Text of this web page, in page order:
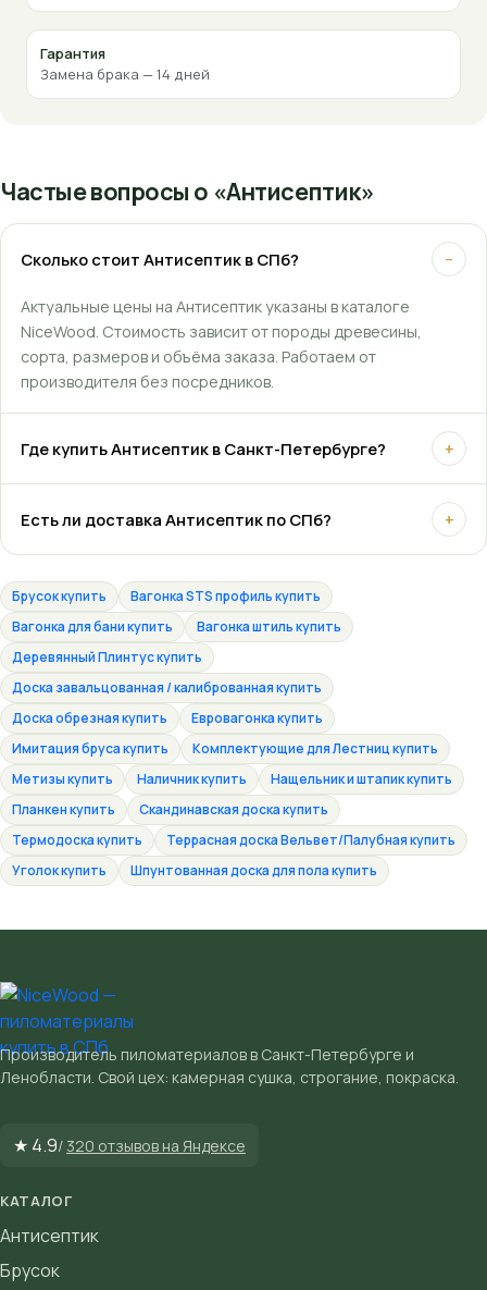
Гарантия
Замена брака — 14 дней
Частые вопросы о «Антисептик»
Сколько стоит Антисептик в СПб? −
Актуальные цены на Антисептик указаны в каталоге
NiceWood. Стоимость зависит от породы древесины,
сорта, размеров и объёма заказа. Работаем от
производителя без посредников.
Где купить Антисептик в Санкт-Петербурге? +
Есть ли доставка Антисептик по СПб? +
Брусок купить
Вагонка STS профиль купить
Вагонка для бани купить
Вагонка штиль купить
Деревянный Плинтус купить
Доска завальцованная / калиброванная купить
Доска обрезная купить
Евровагонка купить
Имитация бруса купить
Комплектующие для Лестниц купить
Метизы купить
Наличник купить
Нащельник и штапик купить
Планкен купить
Скандинавская доска купить
Термодоска купить
Террасная доска Вельвет/Палубная купить
Уголок купить
Шпунтованная доска для пола купить
Производитель пиломатериалов в Санкт-Петербурге и
Ленобласти. Свой цех: камерная сушка, строгание, покраска.
★ 4.9/ 320 отзывов на Яндексе
КАТАЛОГ
Антисептик
Брусок